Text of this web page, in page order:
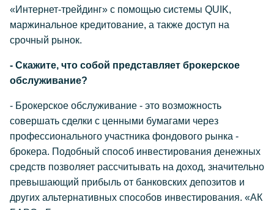
«Интернет-трейдинг» с помощью системы QUIK,
маржинальное кредитование, а также доступ на
срочный рынок.
- Скажите, что собой представляет брокерское
обслуживание?
- Брокерское обслуживание - это возможность
совершать сделки с ценными бумагами через
профессионального участника фондового рынка -
брокера. Подобный способ инвестирования денежных
средств позволяет рассчитывать на доход, значительно
превышающий прибыль от банковских депозитов и
других альтернативных способов инвестирования. «АК